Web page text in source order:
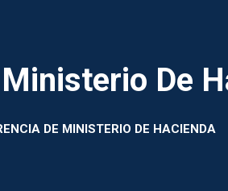
De
DE MINISTERIO DE HACIENDA